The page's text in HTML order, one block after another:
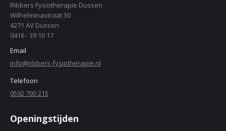
Ribbers Fysiotherapie Dussen
Wilhelminastraat 30
4271 AV Dussen
0416 - 39 10 17
Email
info@ribbers-fysiotherapie.nl
Telefoon
0592 700 215
Openingstijden